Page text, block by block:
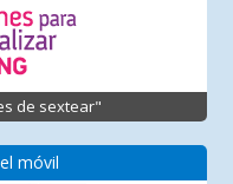
de sextear"
móvil